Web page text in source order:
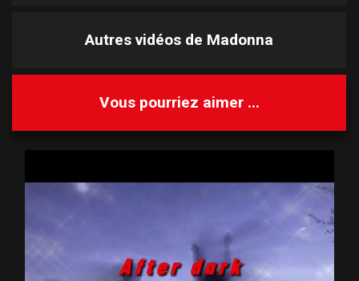
Autres vidéos de Madonna
Vous pourriez aimer ...